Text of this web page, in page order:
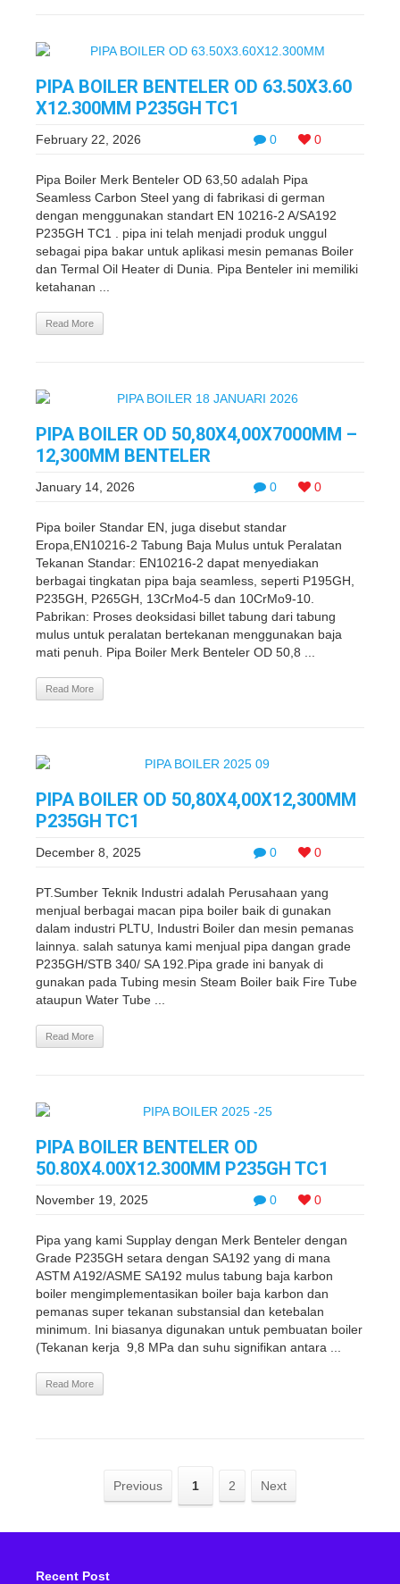
PIPA BOILER BENTELER OD 63.50X3.60
X12.300MM P235GH TC1
0 0
February 22, 2026
Pipa Boiler Merk Benteler OD 63,50 adalah Pipa
Seamless Carbon Steel yang di fabrikasi di german
dengan menggunakan standart EN 10216-2 A/SA192
P235GH TC1 . pipa ini telah menjadi produk unggul
sebagai pipa bakar untuk aplikasi mesin pemanas Boiler
dan Termal Oil Heater di Dunia. Pipa Benteler ini memiliki
ketahanan ...
Read More
PIPA BOILER OD 50,80X4,00X7000MM –
12,300MM BENTELER
0 0
January 14, 2026
Pipa boiler Standar EN, juga disebut standar
Eropa,EN10216-2 Tabung Baja Mulus untuk Peralatan
Tekanan Standar: EN10216-2 dapat menyediakan
berbagai tingkatan pipa baja seamless, seperti P195GH,
P235GH, P265GH, 13CrMo4-5 dan 10CrMo9-10.
Pabrikan: Proses deoksidasi billet tabung dari tabung
mulus untuk peralatan bertekanan menggunakan baja
mati penuh. Pipa Boiler Merk Benteler OD 50,8 ...
Read More
PIPA BOILER OD 50,80X4,00X12,300MM
P235GH TC1
0 0
December 8, 2025
PT.Sumber Teknik Industri adalah Perusahaan yang
menjual berbagai macan pipa boiler baik di gunakan
dalam industri PLTU, Industri Boiler dan mesin pemanas
lainnya. salah satunya kami menjual pipa dangan grade
P235GH/STB 340/ SA 192.Pipa grade ini banyak di
gunakan pada Tubing mesin Steam Boiler baik Fire Tube
ataupun Water Tube ...
Read More
PIPA BOILER BENTELER OD
50.80X4.00X12.300MM P235GH TC1
0 0
November 19, 2025
Pipa yang kami Supplay dengan Merk Benteler dengan
Grade P235GH setara dengan SA192 yang di mana
ASTM A192/ASME SA192 mulus tabung baja karbon
boiler mengimplementasikan boiler baja karbon dan
pemanas super tekanan substansial dan ketebalan
minimum. Ini biasanya digunakan untuk pembuatan boiler
(Tekanan kerja 9,8 MPa dan suhu signifikan antara ...
Read More
Previous 1 2 Next
Recent Post